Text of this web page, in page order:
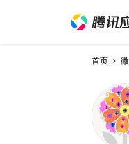
首页